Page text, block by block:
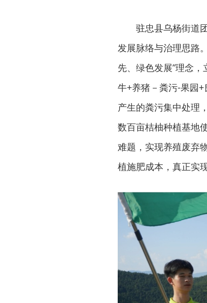
驻忠县乌杨街道
发展脉络与治理思路
先、绿色发展”理念
牛+养猪－粪污-果园
产生的粪污集中处理
数百亩桔柚种植基地
难题，实现养殖废弃
植施肥成本，真正实